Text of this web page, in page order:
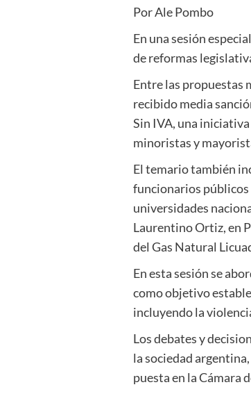
Por Ale Pombo
En una sesión
de reformas
Entre las propuestas
recibido media
Sin IVA, una
minoristas y
El temario también
funcionarios públicos
universidades
Laurentino Ortiz, en
del Gas Natural
En esta sesión se
como objetivo
incluyendo la
Los debates y
la sociedad
puesta en la Cámara